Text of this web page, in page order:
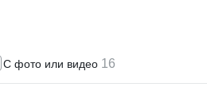
С фото или видео 16